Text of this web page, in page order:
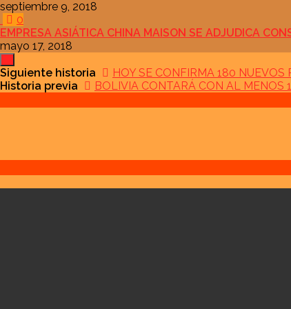
septiembre 9, 2018
0
EMPRESA ASIÁTICA CHINA MAISON SE ADJUDICA
mayo 17, 2018
Siguiente historia
HOY SE CONFIRMA 180 NUEVOS
Historia previa
BOLIVIA CONTARÁ CON AL MENOS